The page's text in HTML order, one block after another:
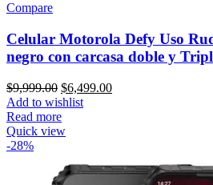
Compare
Celular Motorola Defy Uso
negro con carcasa doble y
$9,999.00 Original
price
was:
$9,999.00.
$6,499.00Current
Add to wishlist
Read more
Quick view
-28%